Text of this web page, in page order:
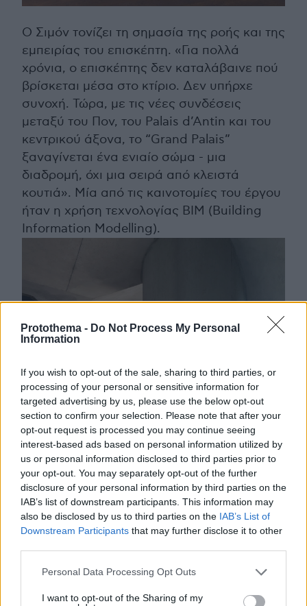
Protothema - Do Not Process My Personal
Information
If you wish to opt-out of the sale, sharing to third parties, or
processing of your personal or sensitive information for
targeted advertising by us, please use the below opt-out
section to confirm your selection. Please note that after your
opt-out request is processed you may continue seeing
interest-based ads based on personal information utilized by
us or personal information disclosed to third parties prior to
your opt-out. You may separately opt-out of the further
disclosure of your personal information by third parties on the
IAB’s list of downstream participants. This information may
also be disclosed by us to third parties on the IAB’s List of
Downstream Participants that may further disclose it to other
Please note that this website/app uses one or more Google
not limited to your visit or usage behaviour. You may click to
Personal Data Processing Opt Outs
I want to opt-out of the Sharing of my
Ο Σιμόν τονίζει τη σημασία της ροής και της
εμπειρίας του επισκέπτη. «Για πολλά
χρόνια, ο επισκέπτης δεν καταλάβαινε πού
βρίσκεται μέσα στο κτίριο. Δεν υπήρχε
συνοχή. Τώρα, με τις νέες συνδέσεις
μεταξύ του Πον, του Palais d’Antin και του
κεντρικού άξονα, το “Grand Palais”
ξαναγίνεται ένα ενιαίο σώμα - μια
διαδρομή, όχι μια σειρά από κλειστά
κουτιά». Μία από τις καινοτομίες του έργου
ήταν η χρήση τεχνολογίας BIM (Building
Information Modelling).